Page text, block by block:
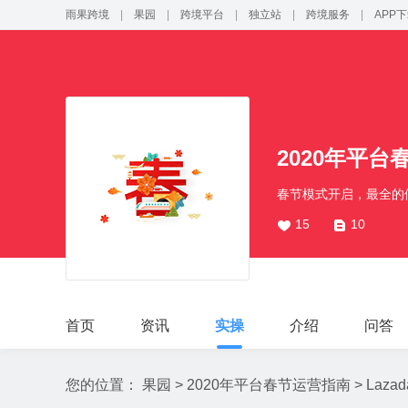
雨果跨境 果园 跨境平台 独立站 跨境服务 APP
2020年平台
春节模式开启，最全
15 10
首页 资讯 实操 介绍 问答
您的位置： 果园 > 2020年平台春节运营指南 >